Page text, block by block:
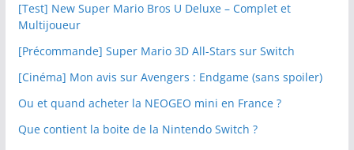
[Test] New Super Mario Bros U Deluxe – Complet et
Multijoueur
[Précommande] Super Mario 3D All-Stars sur Switch
[Cinéma] Mon avis sur Avengers : Endgame (sans spoiler)
Ou et quand acheter la NEOGEO mini en France ?
Que contient la boite de la Nintendo Switch ?